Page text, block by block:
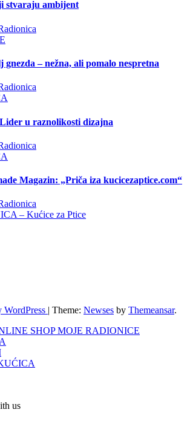
stvaraju ambijent
– nežna, ali pomalo nespretna
u raznolikosti dizajna
Magazin: „Priča iza kucicezaptice.com“
WordPress | Theme: Newses by Themeansar.
SHOP MOJE RADIONICE
us